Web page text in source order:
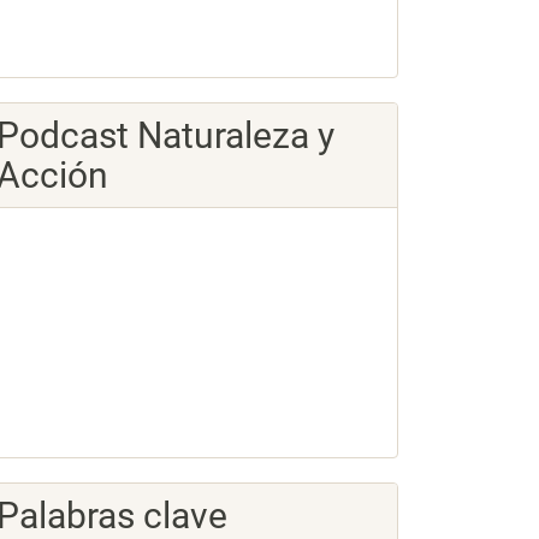
Podcast Naturaleza y
Palabras clave